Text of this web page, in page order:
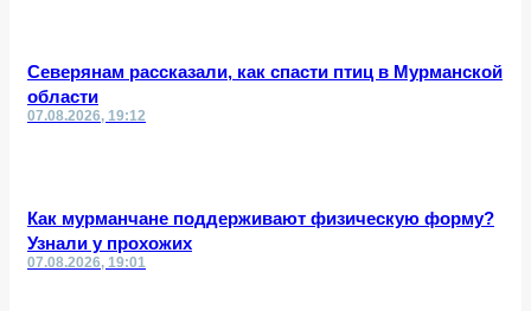
Северянам рассказали, как спасти птиц в Мурманской
области
07.08.2026, 19:12
Как мурманчане поддерживают физическую форму?
Узнали у прохожих
07.08.2026, 19:01